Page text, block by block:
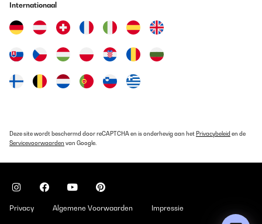
Internationaal
Deze site wordt beschermd door reCAPTCHA en is onderhevig aan het Privacybeleid en de
Servicevoorwaarden van Google.
Privacy Algemene Voorwaarden Impressie